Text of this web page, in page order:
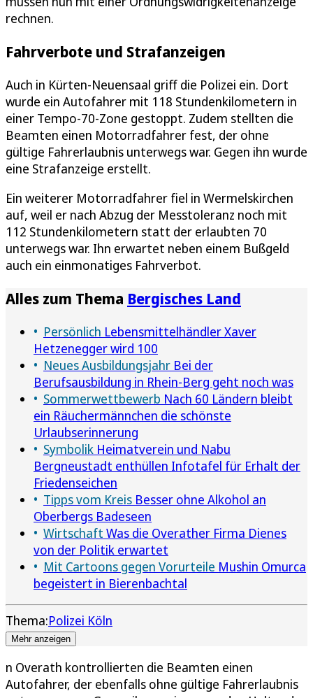
rechnen.
Fahrverbote und Strafanzeigen
Auch in Kürten-Neuensaal griff die Polizei ein. Dort
wurde ein Autofahrer mit 118 Stundenkilometern in
einer Tempo-70-Zone gestoppt. Zudem stellten die
Beamten einen Motorradfahrer fest, der ohne
gültige Fahrerlaubnis unterwegs war. Gegen ihn wurde
eine Strafanzeige erstellt.
Ein weiterer Motorradfahrer fiel in Wermelskirchen
auf, weil er nach Abzug der Messtoleranz noch mit
112 Stundenkilometern statt der erlaubten 70
unterwegs war. Ihn erwartet neben einem Bußgeld
auch ein einmonatiges Fahrverbot.
Alles zum Thema Bergisches Land
Persönlich Lebensmittelhändler Xaver
Hetzenegger wird 100
Neues Ausbildungsjahr Bei der
Berufsausbildung in Rhein-Berg geht noch was
Sommerwettbewerb Nach 60 Ländern bleibt
ein Räuchermännchen die schönste
Urlaubserinnerung
Symbolik Heimatverein und Nabu
Bergneustadt enthüllen Infotafel für Erhalt der
Friedenseichen
Tipps vom Kreis Besser ohne Alkohol an
Oberbergs Badeseen
Wirtschaft Was die Overather Firma Dienes
von der Politik erwartet
Mit Cartoons gegen Vorurteile Mushin Omurca
begeistert in Bierenbachtal
Thema:Polizei Köln
Mehr anzeigen
n Overath kontrollierten die Beamten einen
Autofahrer, der ebenfalls ohne gültige Fahrerlaubnis